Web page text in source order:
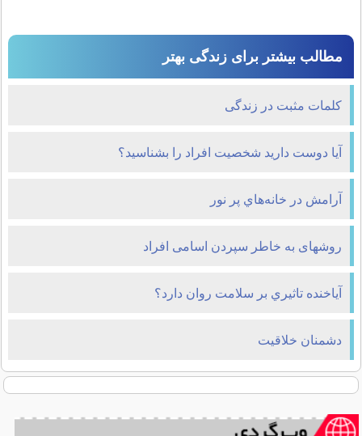
مطالب بیشتر برای زندگی بهتر
کلمات مثبت در زندگی
آیا دوست دارید شخصیت افراد را بشناسید؟
آرامش در خانه‌هاي پر نور
روشهای به خاطر سپردن اسامی افراد
آیاخنده تاثيري بر سلامت روان دارد؟
دشمنان خلاقیت